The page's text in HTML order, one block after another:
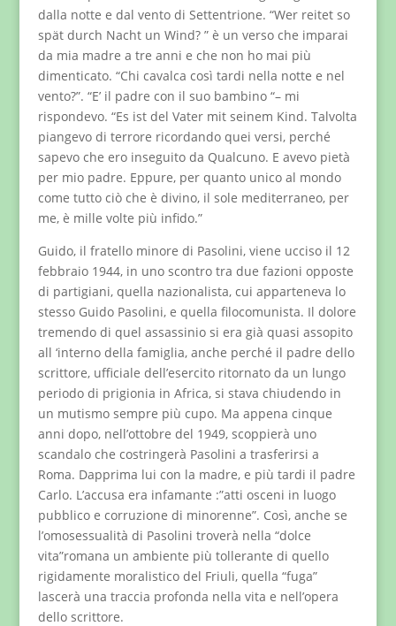
dalla notte e dal vento di Settentrione. “Wer reitet so
spät durch Nacht un Wind? ” è un verso che imparai
da mia madre a tre anni e che non ho mai più
dimenticato. “Chi cavalca così tardi nella notte e nel
vento?”. “E’ il padre con il suo bambino “– mi
rispondevo. “Es ist del Vater mit seinem Kind. Talvolta
piangevo di terrore ricordando quei versi, perché
sapevo che ero inseguito da Qualcuno. E avevo pietà
per mio padre. Eppure, per quanto unico al mondo
come tutto ciò che è divino, il sole mediterraneo, per
me, è mille volte più infido.”
Guido, il fratello minore di Pasolini, viene ucciso il 12
febbraio 1944, in uno scontro tra due fazioni opposte
di partigiani, quella nazionalista, cui apparteneva lo
stesso Guido Pasolini, e quella filocomunista. Il dolore
tremendo di quel assassinio si era già quasi assopito
all ‘interno della famiglia, anche perché il padre dello
scrittore, ufficiale dell’esercito ritornato da un lungo
periodo di prigionia in Africa, si stava chiudendo in
un mutismo sempre più cupo. Ma appena cinque
anni dopo, nell’ottobre del 1949, scoppierà uno
scandalo che costringerà Pasolini a trasferirsi a
Roma. Dapprima lui con la madre, e più tardi il padre
Carlo. L’accusa era infamante :”atti osceni in luogo
pubblico e corruzione di minorenne”. Così, anche se
l’omosessualità di Pasolini troverà nella “dolce
vita”romana un ambiente più tollerante di quello
rigidamente moralistico del Friuli, quella “fuga”
lascerà una traccia profonda nella vita e nell’opera
dello scrittore.